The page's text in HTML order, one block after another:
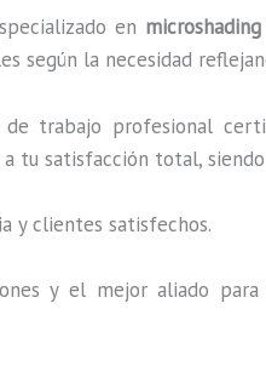
en
según la necesidad
trabajo profesional
a tu satisfacción total,
y clientes satisfechos.
y el mejor aliado